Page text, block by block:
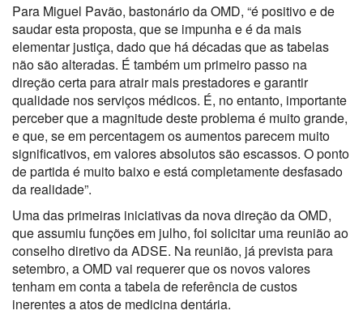
Para Miguel Pavão, bastonário da OMD, “é positivo e de
saudar esta proposta, que se impunha e é da mais
elementar justiça, dado que há décadas que as tabelas
não são alteradas. É também um primeiro passo na
direção certa para atrair mais prestadores e garantir
qualidade nos serviços médicos. É, no entanto, importante
perceber que a magnitude deste problema é muito grande,
e que, se em percentagem os aumentos parecem muito
significativos, em valores absolutos são escassos. O ponto
de partida é muito baixo e está completamente desfasado
da realidade”.
Uma das primeiras iniciativas da nova direção da OMD,
que assumiu funções em julho, foi solicitar uma reunião ao
conselho diretivo da ADSE. Na reunião, já prevista para
setembro, a OMD vai requerer que os novos valores
tenham em conta a tabela de referência de custos
inerentes a atos de medicina dentária.